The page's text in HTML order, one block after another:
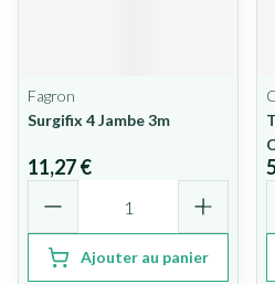
Fagron
Surgifix 4 Jambe 3m
11,27 €
Ajouter au panier